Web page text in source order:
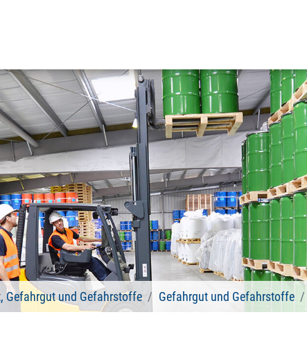
Gefahrgut und Gefahrstoffe Gefahrgut und Gefahrstoffe